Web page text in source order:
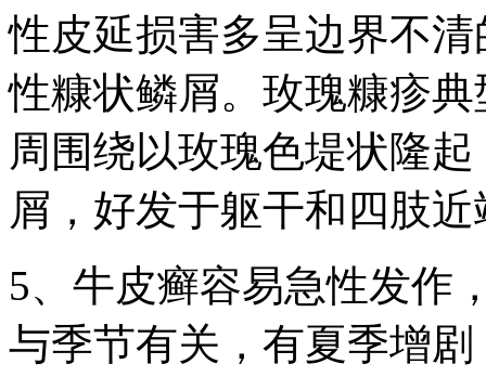
性皮延损害多呈边界不
性糠状鳞屑。玫瑰糠疹
周围绕以玫瑰色堤状隆
屑，好发于躯干和四肢
5、牛皮癣容易急性发作
与季节有关，有夏季增